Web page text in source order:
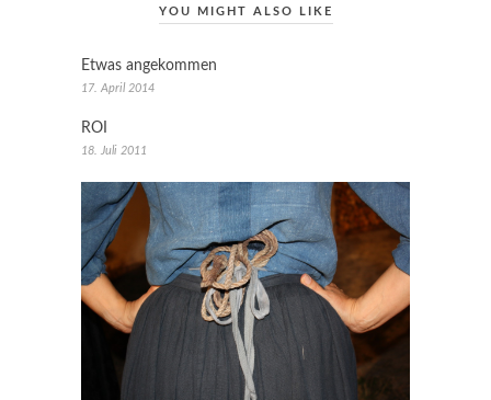
YOU MIGHT ALSO LIKE
Etwas angekommen
17. April 2014
ROI
18. Juli 2011